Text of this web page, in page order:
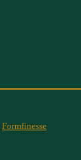
Formfinesse